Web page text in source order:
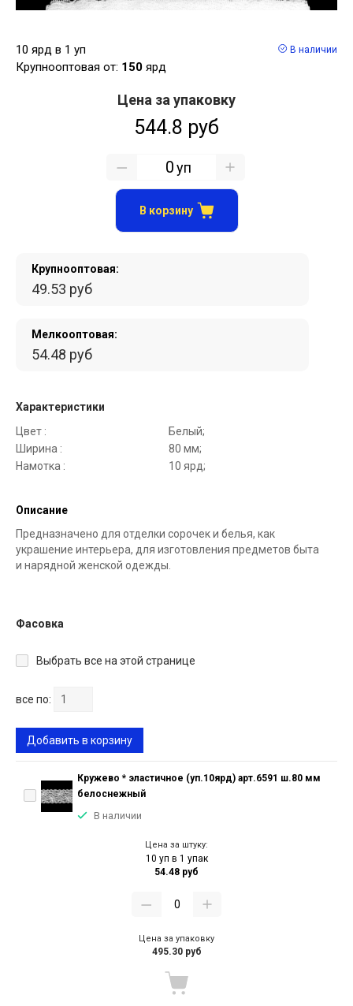
10 ярд в 1 уп
Крупнооптовая от: 150 ярд
В наличии
Крупнооптовая:
49.53 руб
Мелкооптовая:
54.48 руб
Характеристики
Цвет :
Белый;
Ширина :
80 мм;
Намотка :
10 ярд;
Описание
Предназначено для отделки сорочек и белья, как
украшение интерьера, для изготовления предметов быта
и нарядной женской одежды.
Цена за упаковку
544.8 руб
уп
В корзину
Фасовка
Выбрать все на этой странице
все по:
Добавить в корзину
Кружево * эластичное (уп.10ярд) арт.6591 ш.80 мм
белоснежный
В наличии
Цена за штуку:
10 уп в 1 упак
54.48 руб
Цена за упаковку
495.30 руб